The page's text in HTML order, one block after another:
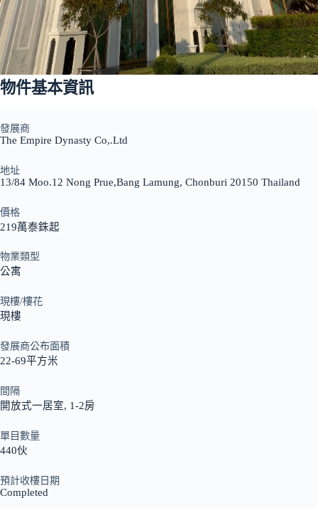
物件基本資訊
發展商
The Empire Dynasty Co,.Ltd
地址
13/84 Moo.12 Nong Prue,Bang Lamung, Chonburi 20150 Thailand
價格
219萬泰銖起
物業類型
公寓
現樓/樓花
現樓
發展商公布面積
22-69平方米
間隔
開放式一居室, 1-2房
單目數量
440伙
預計收樓日期
Completed